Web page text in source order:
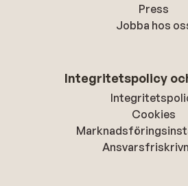
Press
Jobba hos
Integritetspolicy
Cookies